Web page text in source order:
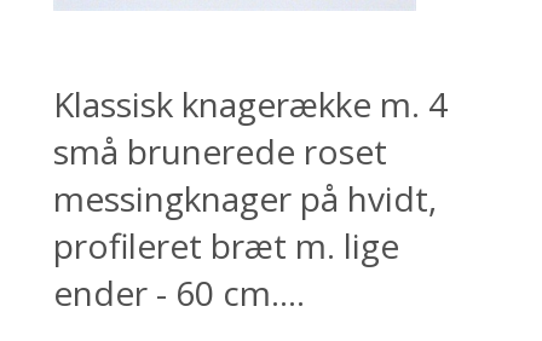
Klassisk knagerække m. 4
små brunerede roset
messingknager på hvidt,
profileret bræt m. lige
ender - 60 cm....